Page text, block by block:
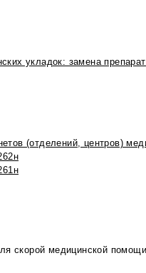
укладок: замена
(отделений, центров)
скорой медицинской